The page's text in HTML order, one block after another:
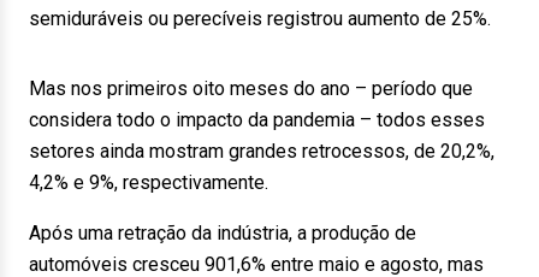
semiduráveis ou perecíveis registrou aumento de 25%.
Mas nos primeiros oito meses do ano – período que
considera todo o impacto da pandemia – todos esses
setores ainda mostram grandes retrocessos, de 20,2%,
4,2% e 9%, respectivamente.
Após uma retração da indústria, a produção de
automóveis cresceu 901,6% entre maio e agosto, mas